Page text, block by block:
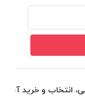
انتخاب و خرید